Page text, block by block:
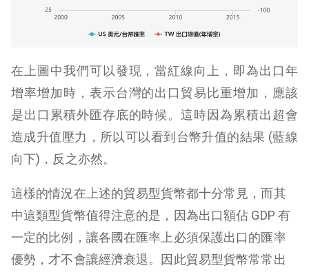
在上圖中我們可以發現，當紅線向上，即為出口年
增率增加時，表示台灣的出口貿易比重增加，應該
是出口累積外匯存底的時候。這時因為累積出超會
造成升值壓力，所以可以看到台幣升值的結果 (藍線
向下)，反之亦然。
這樣的情況在上述的貿易型貨幣都十分常見，而其
中這類型貨幣值得注意的是，因為出口額佔 GDP 有
一定的比例，讓各國在匯率上必須保護出口的匯率
優勢，才不會讓經濟衰退。因此貿易型貨幣常常出